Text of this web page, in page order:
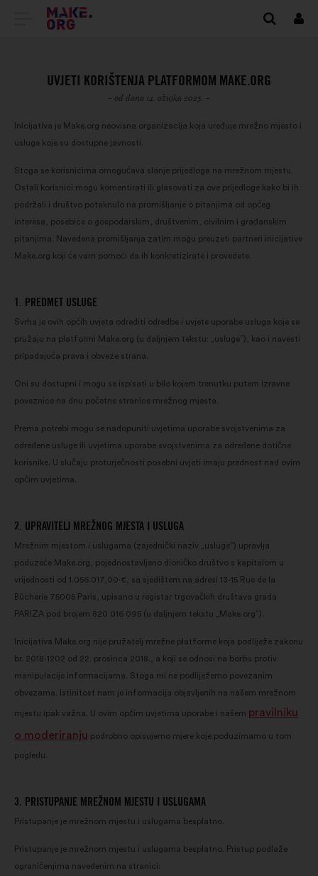
IDI
POČETNU
STRANICU
PLATFORME
UVJETI KORIŠTENJA PLATFORMOM MAKE.ORG
- od dana 14. ožujka 2023. -
Inicijativa je Make.org neovisna organizacija koja uređuje mrežno mjesto i
usluge koje su dostupne javnosti.
Stoga se korisnicima omogućava slanje prijedloga na mrežnom mjestu.
Ostali korisnici mogu komentirati ili glasovati za ove prijedloge kako bi ih
podržali i društvo potaknulo na promišljanje o pitanjima od općeg
interesa, posebice o gospodarskim, društvenim, civilnim i građanskim
pitanjima. Navedena promišljanja zatim mogu preuzeti partneri inicijative
Make.org koji će vam pomoći da ih konkretizirate i provedete.
1. PREDMET USLUGE
Svrha je ovih općih uvjeta odrediti odredbe i uvjete uporabe usluga koje se
pružaju na platformi Make.org (u daljnjem tekstu: „usluge”), kao i navesti
pripadajuća prava i obveze strana.
Oni su dostupni i mogu se ispisati u bilo kojem trenutku putem izravne
poveznice na dnu početne stranice mrežnog mjesta.
Prema potrebi mogu se nadopuniti uvjetima uporabe svojstvenima za
određene usluge ili uvjetima uporabe svojstvenima za određene dotične
korisnike. U slučaju proturječnosti posebni uvjeti imaju prednost nad ovim
općim uvjetima.
2. UPRAVITELJ MREŽNOG MJESTA I USLUGA
Mrežnim mjestom i uslugama (zajednički naziv „usluge”) upravlja
poduzeće Make.org, pojednostavljeno dioničko društvo s kapitalom u
vrijednosti od 1.056.017,00·€, sa sjedištem na adresi 13-15 Rue de la
Bûcherie 75005 Paris, upisano u registar trgovačkih društava grada
PARIZA pod brojem 820 016 095 (u daljnjem tekstu „Make.org”).
Inicijativa Make.org nije pružatelj mrežne platforme koja podliježe zakonu
br. 2018-1202 od 22. prosinca 2018., a koji se odnosi na borbu protiv
manipulacije informacijama. Stoga mi ne podliježemo povezanim
obvezama. Istinitost nam je informacija objavljenih na našem mrežnom
mjestu ipak važna. U ovim općim uvjetima uporabe i našem pravilniku
o moderiranju podrobno opisujemo mjere koje poduzimamo u tom
pogledu.
3. PRISTUPANJE MREŽNOM MJESTU I USLUGAMA
Pristupanje je mrežnom mjestu i uslugama besplatno.
Pristupanje je mrežnom mjestu i uslugama besplatno. Pristup podlaže
ograničenjima navedenim na stranici: